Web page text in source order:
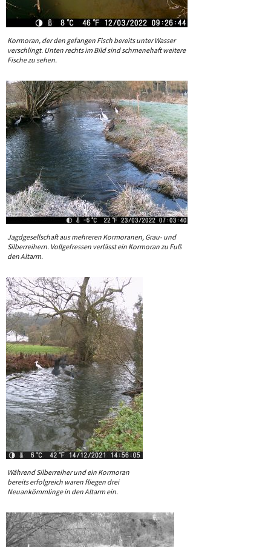
Kormoran, der den gefangen Fisch bereits unter Wasser
verschlingt. Unten rechts im Bild sind schmenehaft weitere
Fische zu sehen.
Jagdgesellschaft aus mehreren Kormoranen, Grau- und
Silberreihern. Vollgefressen verlässt ein Kormoran zu Fuß
den Altarm.
Während Silberreiher und ein Kormoran
bereits erfolgreich waren fliegen drei
Neuankömmlinge in den Altarm ein.